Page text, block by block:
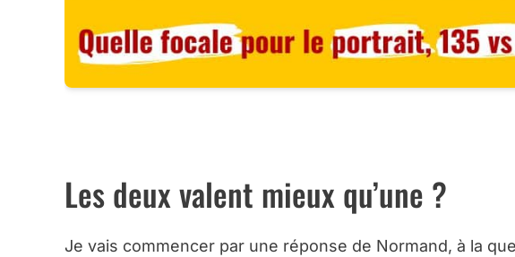
Les deux valent mieux qu’une ?
Je vais commencer par une réponse de Normand, à la